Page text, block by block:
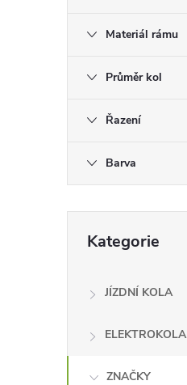
Materiál rámu
Průměr kol
Řazení
Barva
kategorie
Kategorie
JÍZDNÍ KOLA
ELEKTROKOLA
ZNAČKY